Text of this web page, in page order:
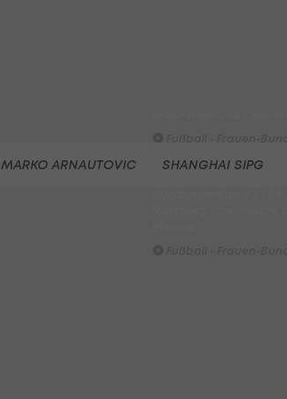
MARKO ARNAUTOVIC SHANGHAI SIPG